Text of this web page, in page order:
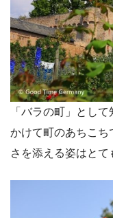
「バラの町」とし
かけて町のあちこち
さを添える姿はとて